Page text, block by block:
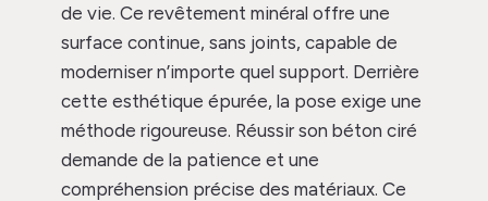
de vie. Ce revêtement minéral offre une
surface continue, sans joints, capable de
moderniser n’importe quel support. Derrière
cette esthétique épurée, la pose exige une
méthode rigoureuse. Réussir son béton ciré
demande de la patience et une
compréhension précise des matériaux. Ce